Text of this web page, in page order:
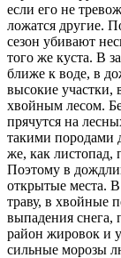
если его не
ложатся другие.
сезон убивают
того же куста. В
ближе к воде, в
высокие участки,
хвойным лесом.
прячутся на
такими породами
же, как листопад,
Поэтому в
открытые места.
траву, в хвойные
выпадения снега,
район жировок и
сильные морозы